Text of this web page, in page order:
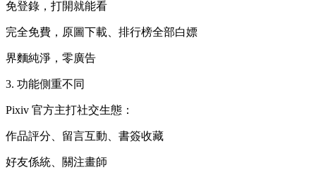
免登錄，打開就能看
完全免費，原圖下載、排行榜全部白嫖
界麵純淨，零廣告
3. 功能側重不同
Pixiv 官方主打社交生態：
作品評分、留言互動、書簽收藏
好友係統、關注畫師